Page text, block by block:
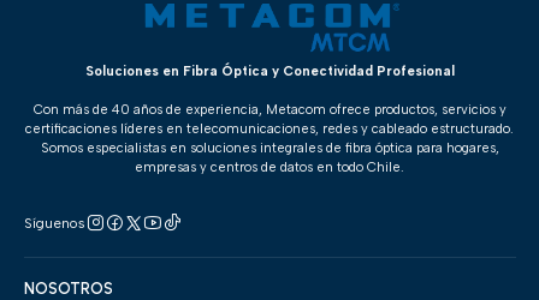
Soluciones en Fibra Óptica y Conectividad Profesional
Con más de 40 años de experiencia, Metacom ofrece productos, servicios y
certificaciones líderes en telecomunicaciones, redes y cableado estructurado.
Somos especialistas en soluciones integrales de fibra óptica para hogares,
empresas y centros de datos en todo Chile.
Síguenos
NOSOTROS